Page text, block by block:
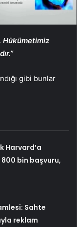
Hükümetimiz
gibi bunlar
Harvard’a
bin başvuru,
Sahte
reklam